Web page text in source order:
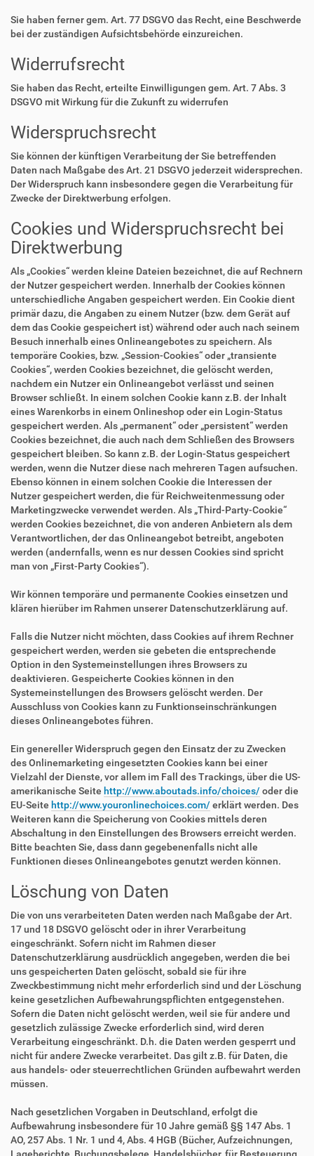
Sie haben ferner gem. Art. 77 DSGVO das Recht, eine Beschwerde
bei der zuständigen Aufsichtsbehörde einzureichen.
Widerrufsrecht
Sie haben das Recht, erteilte Einwilligungen gem. Art. 7 Abs. 3
DSGVO mit Wirkung für die Zukunft zu widerrufen
Widerspruchsrecht
Sie können der künftigen Verarbeitung der Sie betreffenden
Daten nach Maßgabe des Art. 21 DSGVO jederzeit widersprechen.
Der Widerspruch kann insbesondere gegen die Verarbeitung für
Zwecke der Direktwerbung erfolgen.
Cookies und Widerspruchsrecht bei
Direktwerbung
Als „Cookies“ werden kleine Dateien bezeichnet, die auf Rechnern
der Nutzer gespeichert werden. Innerhalb der Cookies können
unterschiedliche Angaben gespeichert werden. Ein Cookie dient
primär dazu, die Angaben zu einem Nutzer (bzw. dem Gerät auf
dem das Cookie gespeichert ist) während oder auch nach seinem
Besuch innerhalb eines Onlineangebotes zu speichern. Als
temporäre Cookies, bzw. „Session-Cookies“ oder „transiente
Cookies“, werden Cookies bezeichnet, die gelöscht werden,
nachdem ein Nutzer ein Onlineangebot verlässt und seinen
Browser schließt. In einem solchen Cookie kann z.B. der Inhalt
eines Warenkorbs in einem Onlineshop oder ein Login-Status
gespeichert werden. Als „permanent“ oder „persistent“ werden
Cookies bezeichnet, die auch nach dem Schließen des Browsers
gespeichert bleiben. So kann z.B. der Login-Status gespeichert
werden, wenn die Nutzer diese nach mehreren Tagen aufsuchen.
Ebenso können in einem solchen Cookie die Interessen der
Nutzer gespeichert werden, die für Reichweitenmessung oder
Marketingzwecke verwendet werden. Als „Third-Party-Cookie“
werden Cookies bezeichnet, die von anderen Anbietern als dem
Verantwortlichen, der das Onlineangebot betreibt, angeboten
werden (andernfalls, wenn es nur dessen Cookies sind spricht
man von „First-Party Cookies“).
Wir können temporäre und permanente Cookies einsetzen und
klären hierüber im Rahmen unserer Datenschutzerklärung auf.
Falls die Nutzer nicht möchten, dass Cookies auf ihrem Rechner
gespeichert werden, werden sie gebeten die entsprechende
Option in den Systemeinstellungen ihres Browsers zu
deaktivieren. Gespeicherte Cookies können in den
Systemeinstellungen des Browsers gelöscht werden. Der
Ausschluss von Cookies kann zu Funktionseinschränkungen
dieses Onlineangebotes führen.
Ein genereller Widerspruch gegen den Einsatz der zu Zwecken
des Onlinemarketing eingesetzten Cookies kann bei einer
Vielzahl der Dienste, vor allem im Fall des Trackings, über die US-
amerikanische Seite http://www.aboutads.info/choices/ oder die
EU-Seite http://www.youronlinechoices.com/ erklärt werden. Des
Weiteren kann die Speicherung von Cookies mittels deren
Abschaltung in den Einstellungen des Browsers erreicht werden.
Bitte beachten Sie, dass dann gegebenenfalls nicht alle
Funktionen dieses Onlineangebotes genutzt werden können.
Löschung von Daten
Die von uns verarbeiteten Daten werden nach Maßgabe der Art.
17 und 18 DSGVO gelöscht oder in ihrer Verarbeitung
eingeschränkt. Sofern nicht im Rahmen dieser
Datenschutzerklärung ausdrücklich angegeben, werden die bei
uns gespeicherten Daten gelöscht, sobald sie für ihre
Zweckbestimmung nicht mehr erforderlich sind und der Löschung
keine gesetzlichen Aufbewahrungspflichten entgegenstehen.
Sofern die Daten nicht gelöscht werden, weil sie für andere und
gesetzlich zulässige Zwecke erforderlich sind, wird deren
Verarbeitung eingeschränkt. D.h. die Daten werden gesperrt und
nicht für andere Zwecke verarbeitet. Das gilt z.B. für Daten, die
aus handels- oder steuerrechtlichen Gründen aufbewahrt werden
müssen.
Nach gesetzlichen Vorgaben in Deutschland, erfolgt die
Aufbewahrung insbesondere für 10 Jahre gemäß §§ 147 Abs. 1
AO, 257 Abs. 1 Nr. 1 und 4, Abs. 4 HGB (Bücher, Aufzeichnungen,